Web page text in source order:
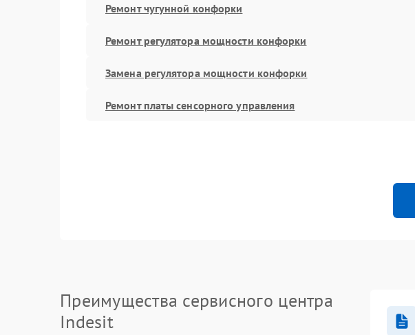
Ремонт чугунной конфорки
Ремонт регулятора мощности конфорки
Замена регулятора мощности конфорки
Ремонт платы сенсорного управления
Преимущества сервисного центра
Indesit